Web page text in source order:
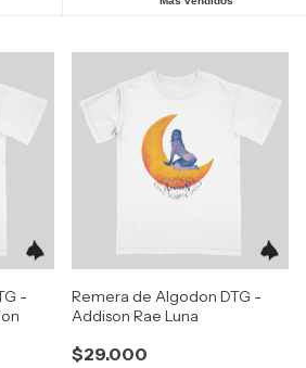
-
Remera de Algodon DTG -
Addison Rae Luna
$29.000